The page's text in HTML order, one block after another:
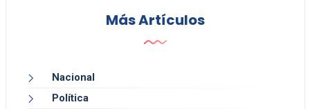
Más Artículos
Nacional
Política